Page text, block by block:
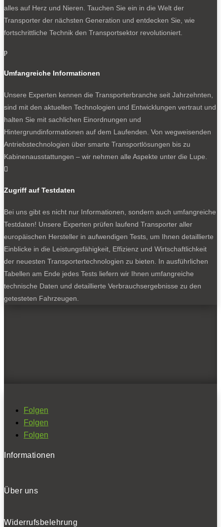
alles auf Herz und Nieren. Tauchen Sie ein in die Welt der
Transporter der nächsten Generation und entdecken Sie, wie
fortschrittliche Technik den Transportsektor revolutioniert.
p
Umfangreiche Informationen
Unsere Experten kennen die Transporterbranche seit Jahrzehnten,
sind mit den aktuellen Technologien und Entwicklungen vertraut und
halten Sie mit sachlichen Einordnungen und
Hintergrundinformationen auf dem Laufenden. Von wegweisenden
Antriebstechnologien über smarte Transportlösungen bis zu
Kabinenausstattungen – wir nehmen alle Aspekte unter die Lupe.

Zugriff auf Testdaten
Bei uns gibt es nicht nur Informationen, sondern auch umfangreiche
Testdaten! Unsere Experten prüfen laufend Transporter aller
europäischen Hersteller in aufwendigen Tests, um Ihnen detaillierte
Einblicke in die Leistungsfähigkeit, Effizienz und Wirtschaftlichkeit
der neuesten Transportertechnologien zu bieten. In ausführlichen
Tabellen am Ende jedes Tests liefern wir Ihnen umfangreiche
technische Daten und detaillierte Verbrauchsergebnisse zu den
getesteten Fahrzeugen.
Folgen
Folgen
Folgen
Informationen
Über uns
Widerrufsbelehrung